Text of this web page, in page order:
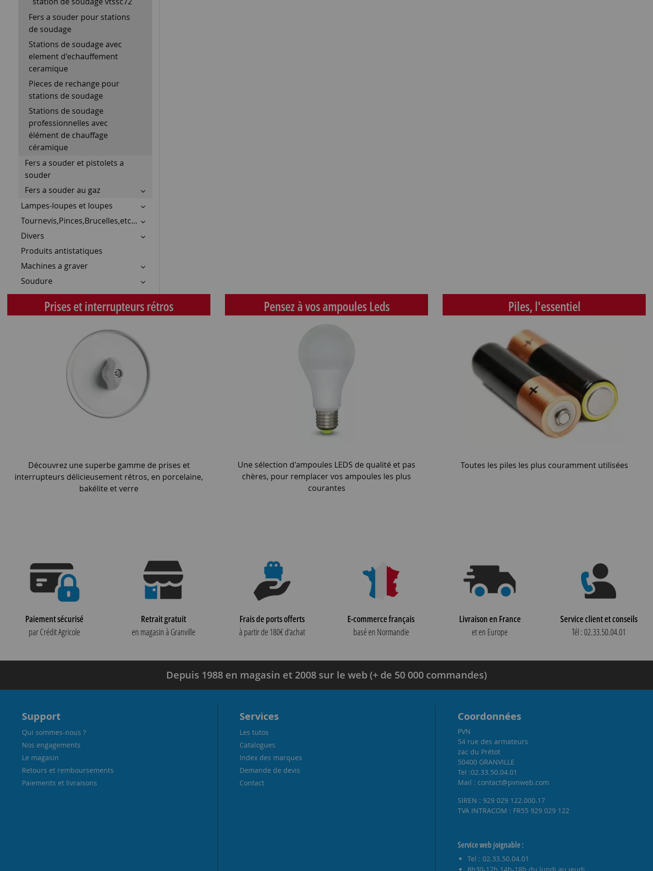
Fers a souder pour stations
de soudage
Stations de soudage avec
element d'echauffement
ceramique
Pieces de rechange pour
stations de soudage
Stations de soudage
professionnelles avec
élément de chauffage
céramique
Fers a souder et pistolets a
souder
Fers a souder au gaz
Lampes-loupes et loupes
Tournevis,Pinces,Brucelles,etc…
Divers
Produits antistatiques
Machines a graver
Soudure
Prises et interrupteurs rétros
Découvrez une superbe gamme de prises et
interrupteurs délicieusement rétros, en porcelaine,
bakélite et verre
Pensez à vos ampoules Leds
Une sélection d'ampoules LEDS de qualité et pas
chères, pour remplacer vos ampoules les plus
courantes
Piles, l'essentiel
Toutes les piles les plus couramment utilisées
Paiement sécurisé
par Crédit Agricole
Retrait gratuit
en magasin à Granville
Frais de ports offerts
à partir de 180€ d’achat
E-commerce français
basé en Normandie
Livraison en France
et en Europe
Service client et conseils
Tél : 02.33.50.04.01
Depuis 1988 en magasin et 2008 sur le web (+ de 50 000 commandes)
Support
Qui sommes-nous ?
Nos engagements
Le magasin
Retours et remboursements
Paiements et livraisons
Services
Les tutos
Catalogues
Index des marques
Demande de devis
Contact
Coordonnées
PVN
54 rue des armateurs
zac du Prétot
50400 GRANVILLE
Tel :02.33.50.04.01
Mail : contact@pvnweb.com
SIREN : 929 029 122.000.17
TVA INTRACOM : FR55 929 029 122
Service web joignable :
Tel : 02.33.50.04.01